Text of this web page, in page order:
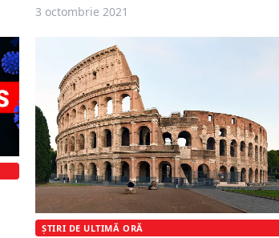
3 octombrie 2021
ȘTIRI DE ULTIMĂ ORĂ